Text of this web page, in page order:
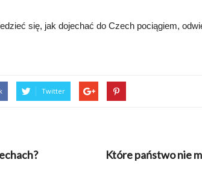
się, jak dojechać do Czech pociągiem,
Twitter
Które państwo nie